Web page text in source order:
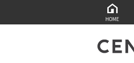
HOME